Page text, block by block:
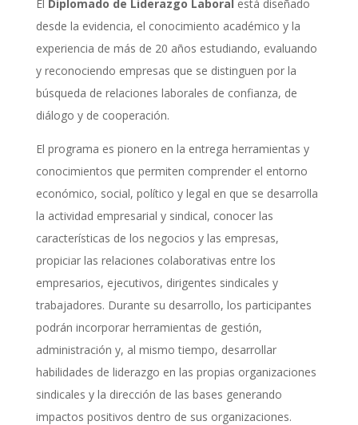
El Diplomado de Liderazgo Laboral está diseñado
desde la evidencia, el conocimiento académico y la
experiencia de más de 20 años estudiando, evaluando
y reconociendo empresas que se distinguen por la
búsqueda de relaciones laborales de confianza, de
diálogo y de cooperación.
El programa es pionero en la entrega herramientas y
conocimientos que permiten comprender el entorno
económico, social, político y legal en que se desarrolla
la actividad empresarial y sindical, conocer las
características de los negocios y las empresas,
propiciar las relaciones colaborativas entre los
empresarios, ejecutivos, dirigentes sindicales y
trabajadores. Durante su desarrollo, los participantes
podrán incorporar herramientas de gestión,
administración y, al mismo tiempo, desarrollar
habilidades de liderazgo en las propias organizaciones
sindicales y la dirección de las bases generando
impactos positivos dentro de sus organizaciones.